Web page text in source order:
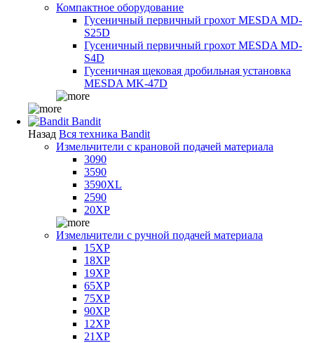
Компактное оборудование
Гусеничный первичный грохот MESDA MD-
S25D
Гусеничный первичный грохот MESDA MD-
S4D
Гусеничная щековая дробильная установка
MESDA MK-47D
Bandit
Назад Вся техника Bandit
Измельчители с крановой подачей материала
3090
3590
3590XL
2590
20XP
Измельчители с ручной подачей материала
15XP
18XP
19XP
65XP
75XP
90XP
12XP
21XP